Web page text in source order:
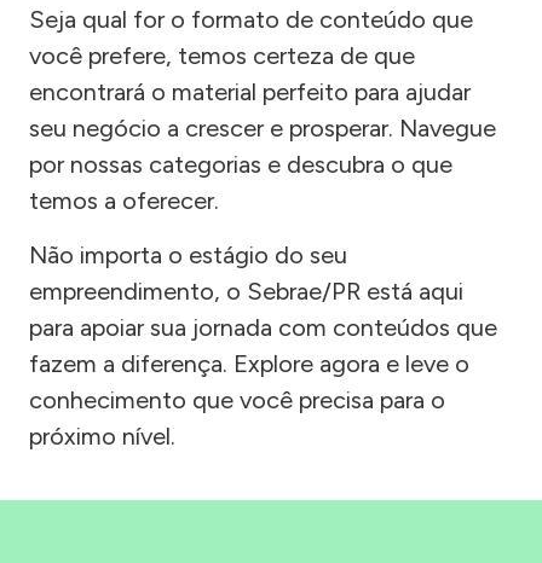
Seja qual for o formato de conteúdo que
você prefere, temos certeza de que
encontrará o material perfeito para ajudar
seu negócio a crescer e prosperar. Navegue
por nossas categorias e descubra o que
temos a oferecer.
Não importa o estágio do seu
empreendimento, o Sebrae/PR está aqui
para apoiar sua jornada com conteúdos que
fazem a diferença. Explore agora e leve o
conhecimento que você precisa para o
próximo nível.